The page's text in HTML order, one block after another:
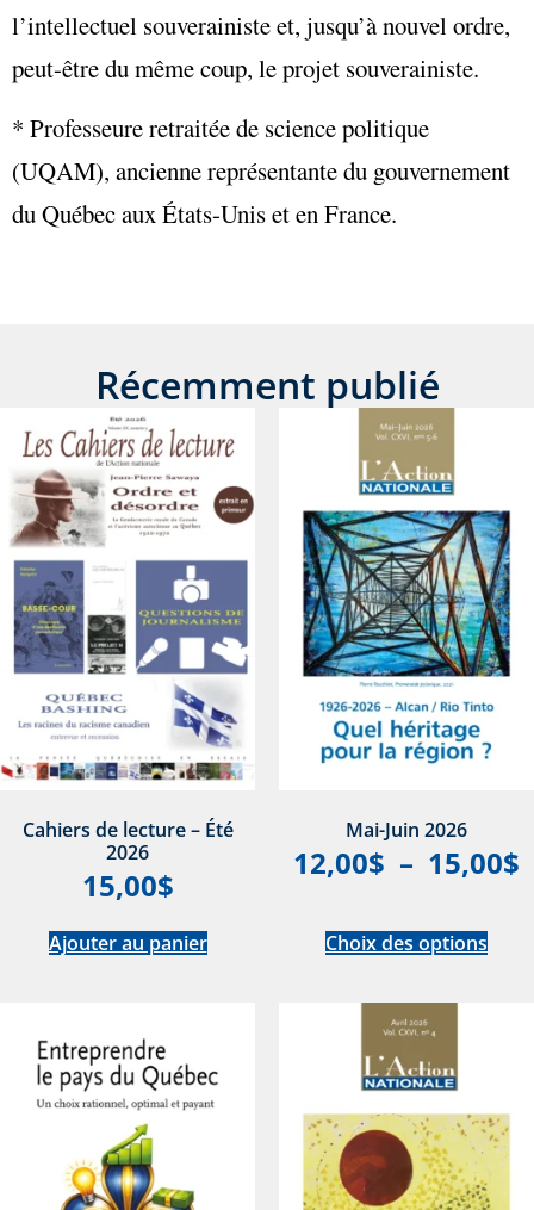
l’intellectuel souverainiste et, jusqu’à nouvel ordre,
peut-être du même coup, le projet souverainiste.
* Professeure retraitée de science politique
(UQAM), ancienne représentante du gouvernement
du Québec aux États-Unis et en France.
Récemment publié
Cahiers de lecture – Été
2026
15,00$
Ajouter au panier
Mai-Juin 2026
12,00$ – 15,00$
Choix des options